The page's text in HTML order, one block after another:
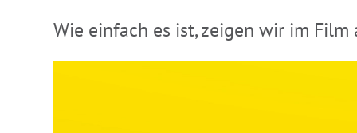
Wie einfach es ist, zeigen wir im